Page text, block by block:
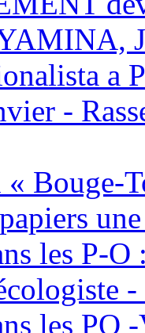
a
-
« Bouge-
les P-
les PO